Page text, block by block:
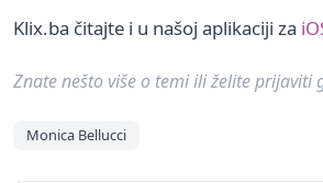
Klix.ba čitajte i u našoj aplikaciji za
Znate nešto više o temi ili želite prijaviti
Monica Bellucci